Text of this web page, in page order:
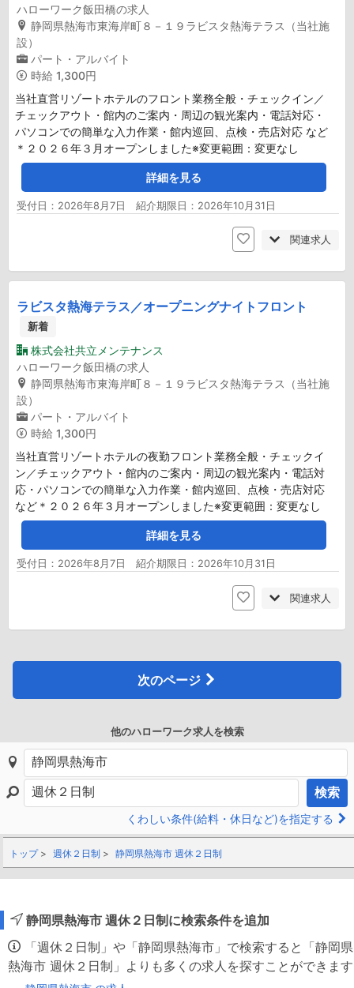
ハローワーク飯田橋の求人
静岡県熱海市東海岸町８－１９ラビスタ熱海テラス（当社施
設）
パート・アルバイト
時給 1,300円
当社直営リゾートホテルのフロント業務全般・チェックイン／
チェックアウト・館内のご案内・周辺の観光案内・電話対応・
パソコンでの簡単な入力作業・館内巡回、点検・売店対応 など
＊２０２６年３月オープンしました※変更範囲：変更なし
詳細を見る
受付日：2026年8月7日 紹介期限日：2026年10月31日
関連求人
ラビスタ熱海テラス／オープニングナイトフロント
新着
株式会社共立メンテナンス
ハローワーク飯田橋の求人
静岡県熱海市東海岸町８－１９ラビスタ熱海テラス（当社施
設）
パート・アルバイト
時給 1,300円
当社直営リゾートホテルの夜勤フロント業務全般・チェックイ
ン／チェックアウト・館内のご案内・周辺の観光案内・電話対
応・パソコンでの簡単な入力作業・館内巡回、点検・売店対応
など＊２０２６年３月オープンしました※変更範囲：変更なし
詳細を見る
受付日：2026年8月7日 紹介期限日：2026年10月31日
関連求人
次のページ
他のハローワーク求人を検索
検索
くわしい条件(給料・休日など)を指定する
トップ 週休２日制 静岡県熱海市 週休２日制
静岡県熱海市 週休２日制に検索条件を追加
「週休２日制」や「静岡県熱海市」で検索すると「静岡県
熱海市 週休２日制」よりも多くの求人を探すことができます